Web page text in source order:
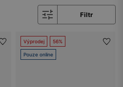
Filtr
Výprodej 56%
Pouze online